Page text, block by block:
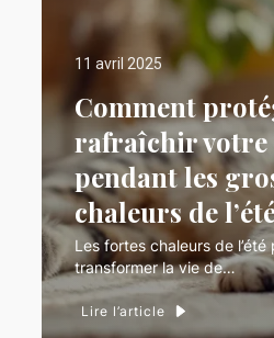
11 avril 2025
Comment
rafraîchir votre
pendant les
chaleurs de
Les fortes chaleurs de l’été
transformer la vie de…
Lire l’article